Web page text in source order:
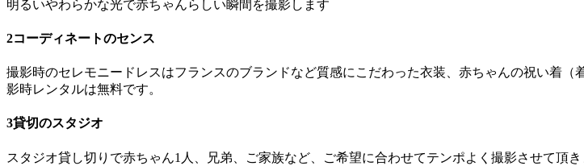
明るいやわらかな光で赤ちゃんらしい瞬間を撮影します
2コーディネートのセンス
撮影時のセレモニードレスはフランスのブランドなど質感にこだわった衣装、赤ちゃんの祝い着
影時レンタルは無料です。
3貸切のスタジオ
スタジオ貸し切りで赤ちゃん1人、兄弟、ご家族など、ご希望に合わせてテンポよく撮影させて頂